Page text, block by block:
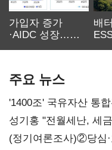
가입자 증가
·AIDC 성장…
배
주요 뉴스
'1400조' 국유자산 통
구조혁신
성기홍 "전월세난, 세
시사
(정기여론조사)②당심